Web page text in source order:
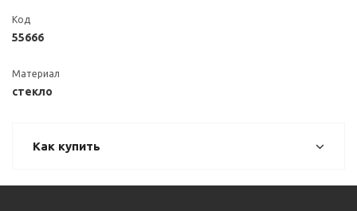
Код
55666
Материал
стекло
Как купить